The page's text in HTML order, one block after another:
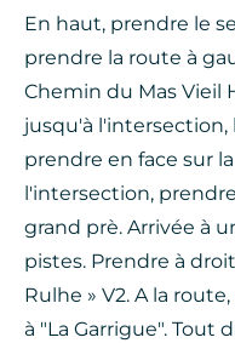
En haut, prendre le
prendre la route à
Chemin du Mas Vieil
jusqu'à l'intersection,
prendre en face sur
l'intersection,
grand prè. Arrivée à
pistes. Prendre à
Rulhe » V2. A la
à "La Garrigue". Tout